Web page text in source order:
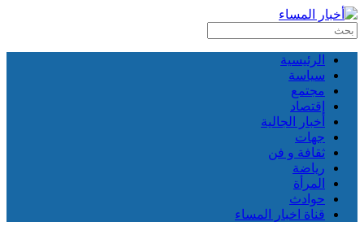
الرئيسية
سياسة
مجتمع
إقتصاد
أخبار الجالية
جهات
ثقافة و فن
رياضة
المرأة
حوادث
قناة اخبار المساء